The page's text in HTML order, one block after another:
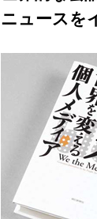
ニュースを